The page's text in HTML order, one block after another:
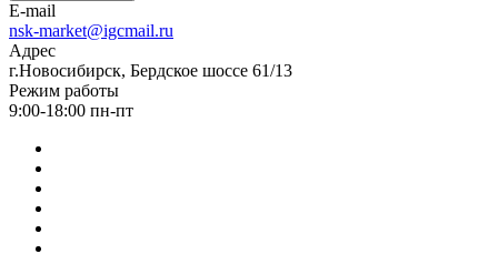
E-mail
nsk-market@igcmail.ru
Адрес
г.Новосибирск, Бердское шоссе 61/13
Режим работы
9:00-18:00 пн-пт